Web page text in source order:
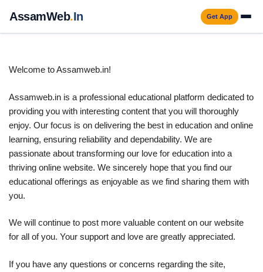
content
AssamWeb.In Get App
Welcome to Assamweb.in!
Assamweb.in is a professional educational platform dedicated to
providing you with interesting content that you will thoroughly
enjoy. Our focus is on delivering the best in education and online
learning, ensuring reliability and dependability. We are
passionate about transforming our love for education into a
thriving online website. We sincerely hope that you find our
educational offerings as enjoyable as we find sharing them with
you.
We will continue to post more valuable content on our website
for all of you. Your support and love are greatly appreciated.
If you have any questions or concerns regarding the site,